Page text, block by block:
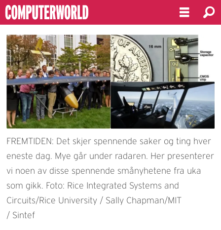
FREMTIDEN: Det skjer spennende saker og ting hver
eneste dag. Mye går under radaren. Her presenterer
vi noen av disse spennende smånyhetene fra uka
som gikk. Foto: Rice Integrated Systems and
Circuits/Rice University / Sally Chapman/MIT
/ Sintef